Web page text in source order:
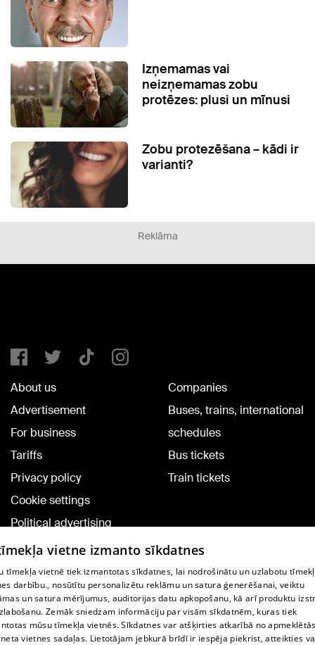
Izņemamas vai
neizņemamas zobu
protēzes: plusi un mīnusi
Zobu protezēšana – kādi ir
varianti?
Reklāma
About us
Advertisement
For business
Tariffs
Privacy policy
Cookie settings
Political advertising
Cookie policy
Commenting terms
Companies
Buses, trains, international
schedules
Bus tickets
Train tickets
TV program
Contract rules
vietne izmanto sīkdatnes
tīmekļa vietnē tiek izmantotas sīkdatnes, lai nodrošinātu un uzlabotu
darbību., nosūtītu personalizētu reklāmu un satura ģenerēšanai, veiktu
un satura mērījumus, auditorijas datu apkopošanu, kā arī produktu
Zemāk sniedzam informāciju par visām sīkdatnēm, kuras tiek
mūsu tīmekļa vietnēs. Sīkdatnes var atšķirties atkarībā no
vietnes sadaļas. Lietotājam jebkurā brīdī ir iespēja piekrist, atteikties